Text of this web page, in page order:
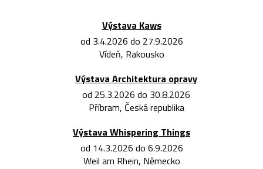
Výstava Kaws
od 3.4.2026 do 27.9.2026
Vídeň, Rakousko
Výstava Architektura opravy
od 25.3.2026 do 30.8.2026
Příbram, Česká republika
Výstava Whispering Things
od 14.3.2026 do 6.9.2026
Weil am Rhein, Německo